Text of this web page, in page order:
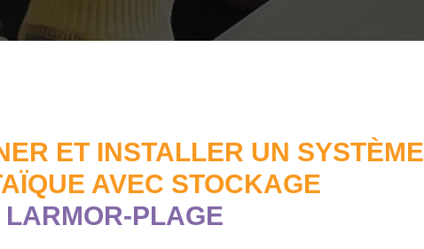
ET INSTALLER UN SYSTÈME
AVEC STOCKAGE
LARMOR-PLAGE